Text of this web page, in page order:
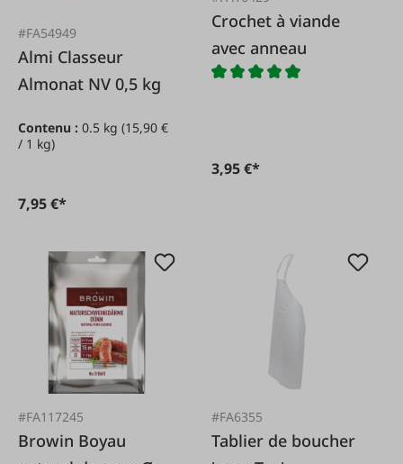
#FA54949
Almi Classeur
Almonat NV 0,5 kg
Contenu : 0.5 kg (15,90 €
/ 1 kg)
7,95 €*
Crochet à viande
avec anneau
3,95 €*
#FA117245
Browin Boyau
#FA6355
Tablier de boucher